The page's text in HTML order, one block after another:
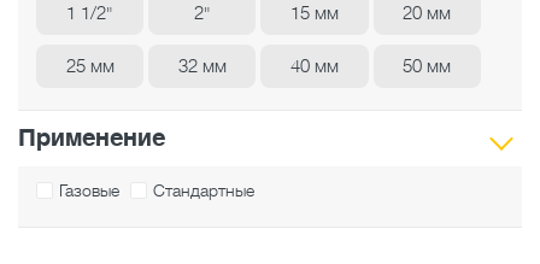
1 1/2" 2" 15 мм 20 мм
25 мм 32 мм 40 мм 50 мм
Применение
Газовые Стандартные